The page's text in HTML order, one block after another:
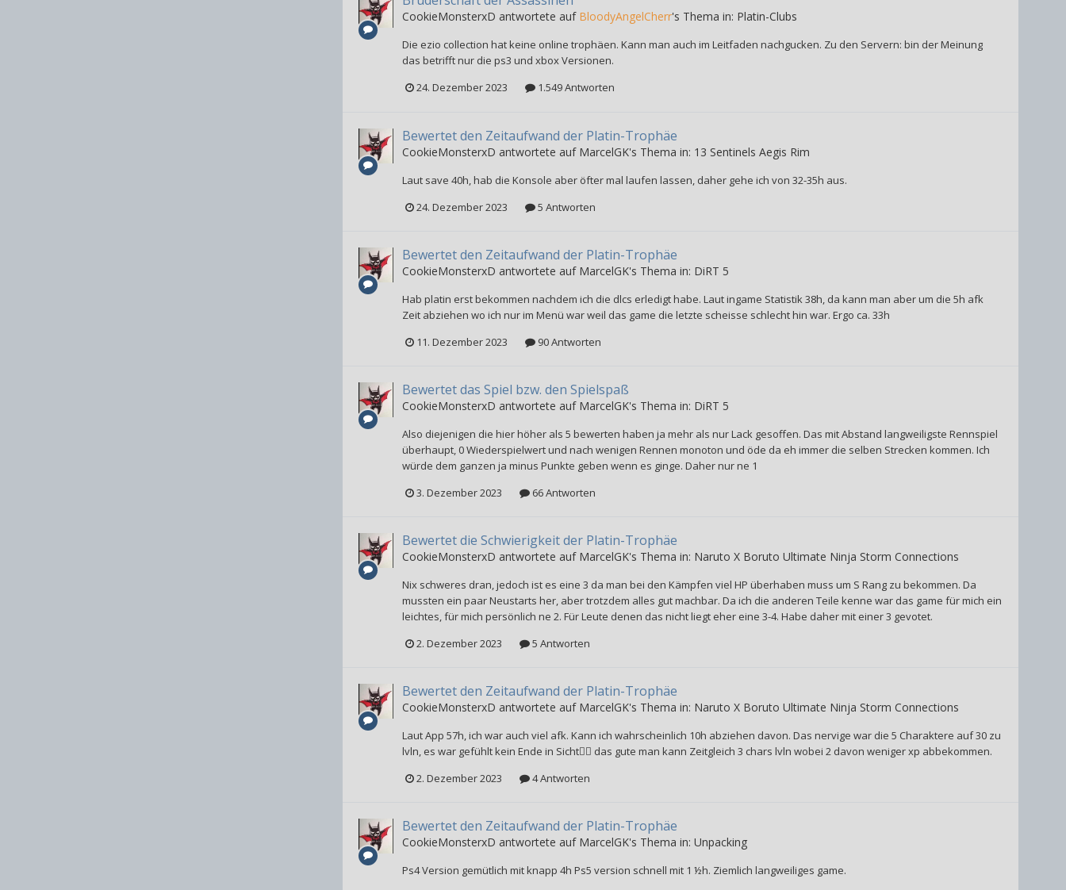
CookieMonsterxD antwortete auf BloodyAngelCherr's Thema in: Platin-Clubs
Die ezio collection hat keine online trophäen. Kann man auch im Leitfaden nachgucken. Zu den Servern: bin der Meinung
das betrifft nur die ps3 und xbox Versionen.
24. Dezember 2023
1.549 Antworten
Bewertet den Zeitaufwand der Platin-Trophäe
CookieMonsterxD antwortete auf MarcelGK's Thema in: 13 Sentinels Aegis Rim
Laut save 40h, hab die Konsole aber öfter mal laufen lassen, daher gehe ich von 32-35h aus.
24. Dezember 2023
5 Antworten
Bewertet den Zeitaufwand der Platin-Trophäe
CookieMonsterxD antwortete auf MarcelGK's Thema in: DiRT 5
Hab platin erst bekommen nachdem ich die dlcs erledigt habe. Laut ingame Statistik 38h, da kann man aber um die 5h afk
Zeit abziehen wo ich nur im Menü war weil das game die letzte scheisse schlecht hin war. Ergo ca. 33h
11. Dezember 2023
90 Antworten
Bewertet das Spiel bzw. den Spielspaß
CookieMonsterxD antwortete auf MarcelGK's Thema in: DiRT 5
Also diejenigen die hier höher als 5 bewerten haben ja mehr als nur Lack gesoffen. Das mit Abstand langweiligste Rennspiel
überhaupt, 0 Wiederspielwert und nach wenigen Rennen monoton und öde da eh immer die selben Strecken kommen. Ich
würde dem ganzen ja minus Punkte geben wenn es ginge. Daher nur ne 1
3. Dezember 2023
66 Antworten
Bewertet die Schwierigkeit der Platin-Trophäe
CookieMonsterxD antwortete auf MarcelGK's Thema in: Naruto X Boruto Ultimate Ninja Storm Connections
Nix schweres dran, jedoch ist es eine 3 da man bei den Kämpfen viel HP überhaben muss um S Rang zu bekommen. Da
mussten ein paar Neustarts her, aber trotzdem alles gut machbar. Da ich die anderen Teile kenne war das game für mich ein
leichtes, für mich persönlich ne 2. Für Leute denen das nicht liegt eher eine 3-4. Habe daher mit einer 3 gevotet.
2. Dezember 2023
5 Antworten
Bewertet den Zeitaufwand der Platin-Trophäe
CookieMonsterxD antwortete auf MarcelGK's Thema in: Naruto X Boruto Ultimate Ninja Storm Connections
Laut App 57h, ich war auch viel afk. Kann ich wahrscheinlich 10h abziehen davon. Das nervige war die 5 Charaktere auf 30 zu
lvln, es war gefühlt kein Ende in Sicht😵‍💫 das gute man kann Zeitgleich 3 chars lvln wobei 2 davon weniger xp abbekommen.
2. Dezember 2023
4 Antworten
Bewertet den Zeitaufwand der Platin-Trophäe
CookieMonsterxD antwortete auf MarcelGK's Thema in: Unpacking
Ps4 Version gemütlich mit knapp 4h Ps5 version schnell mit 1 ½h. Ziemlich langweiliges game.